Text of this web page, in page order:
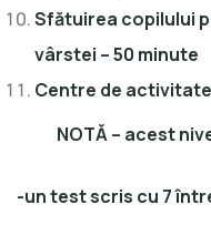
Sfătuirea copilului
vârstei – 50 minute
Centre de
NOTĂ – acest
-un test scris cu 7